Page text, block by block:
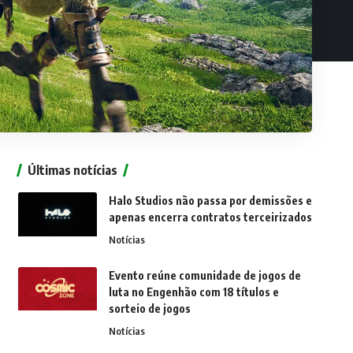
Últimas notícias
Halo Studios não passa por demissões e
apenas encerra contratos terceirizados
Notícias
Evento reúne comunidade de jogos de
luta no Engenhão com 18 títulos e
sorteio de jogos
Notícias